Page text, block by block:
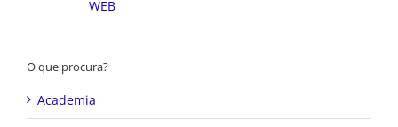
O que procura?
Academia